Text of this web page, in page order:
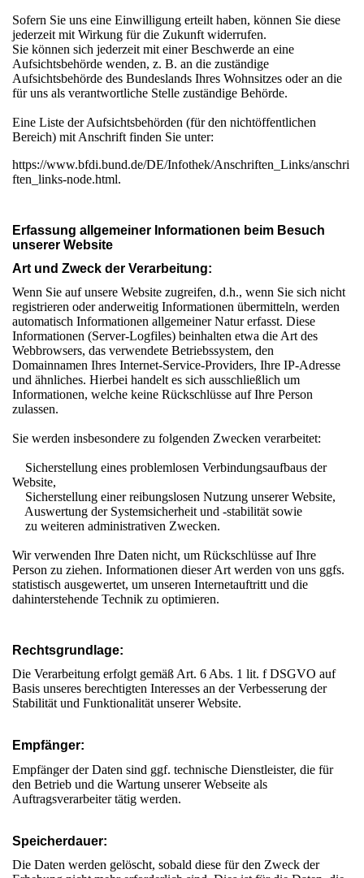
Sofern Sie uns eine Einwilligung erteilt haben, können Sie diese
jederzeit mit Wirkung für die Zukunft widerrufen.
Sie können sich jederzeit mit einer Beschwerde an eine
Aufsichtsbehörde wenden, z. B. an die zuständige
Aufsichtsbehörde des Bundeslands Ihres Wohnsitzes oder an die
für uns als verantwortliche Stelle zuständige Behörde.
Eine Liste der Aufsichtsbehörden (für den nichtöffentlichen
Bereich) mit Anschrift finden Sie unter:
https://www.bfdi.bund.de/DE/Infothek/Anschriften_Links/anschri
ften_links-node.html.
Erfassung allgemeiner Informationen beim Besuch
unserer Website
Art und Zweck der Verarbeitung:
Wenn Sie auf unsere Website zugreifen, d.h., wenn Sie sich nicht
registrieren oder anderweitig Informationen übermitteln, werden
automatisch Informationen allgemeiner Natur erfasst. Diese
Informationen (Server-Logfiles) beinhalten etwa die Art des
Webbrowsers, das verwendete Betriebssystem, den
Domainnamen Ihres Internet-Service-Providers, Ihre IP-Adresse
und ähnliches. Hierbei handelt es sich ausschließlich um
Informationen, welche keine Rückschlüsse auf Ihre Person
zulassen.
Sie werden insbesondere zu folgenden Zwecken verarbeitet:
Sicherstellung eines problemlosen Verbindungsaufbaus der
Website,
Sicherstellung einer reibungslosen Nutzung unserer Website,
Auswertung der Systemsicherheit und -stabilität sowie
zu weiteren administrativen Zwecken.
Wir verwenden Ihre Daten nicht, um Rückschlüsse auf Ihre
Person zu ziehen. Informationen dieser Art werden von uns ggfs.
statistisch ausgewertet, um unseren Internetauftritt und die
dahinterstehende Technik zu optimieren.
Rechtsgrundlage:
Die Verarbeitung erfolgt gemäß Art. 6 Abs. 1 lit. f DSGVO auf
Basis unseres berechtigten Interesses an der Verbesserung der
Stabilität und Funktionalität unserer Website.
Empfänger:
Empfänger der Daten sind ggf. technische Dienstleister, die für
den Betrieb und die Wartung unserer Webseite als
Auftragsverarbeiter tätig werden.
Speicherdauer:
Die Daten werden gelöscht, sobald diese für den Zweck der